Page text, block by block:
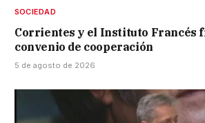
SOCIEDAD
Corrientes y el Instituto Francés
convenio de cooperación
5 de agosto de 2026